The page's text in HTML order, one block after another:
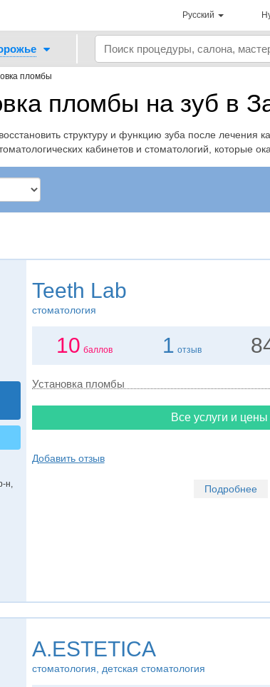
Русский
пломбы
пломбы на зуб в
структуру и функцию зуба после лечения
кабинетов и стоматологий, которые
н,
Teeth Lab
стоматология
10 баллов 1 отзыв
Установка пломбы
Все услуги и
Добавить отзыв
Подробнее
A.ESTETICA
стоматология, детская стоматология